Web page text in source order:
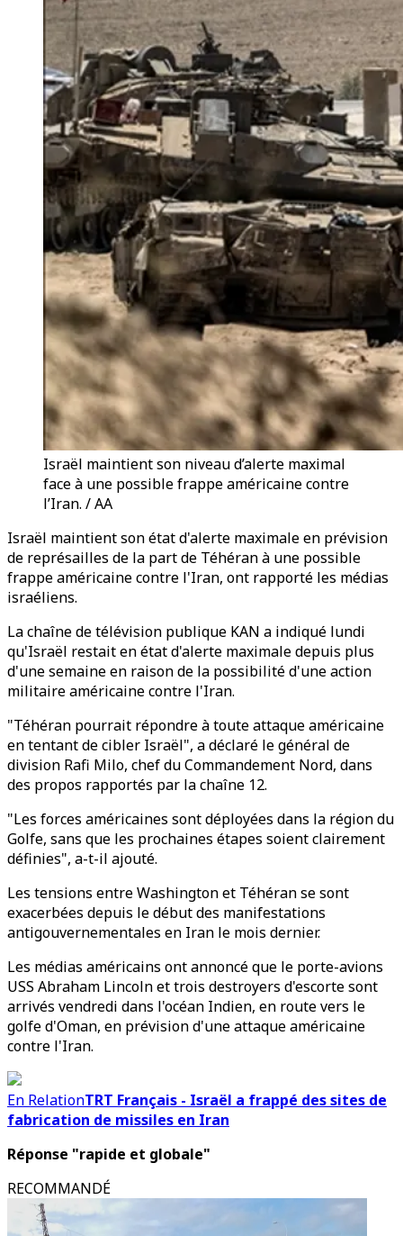
Israël maintient son niveau d’alerte maximal
face à une possible frappe américaine contre
l’Iran. / AA
Israël maintient son état d'alerte maximale en prévision
de représailles de la part de Téhéran à une possible
frappe américaine contre l'Iran, ont rapporté les médias
israéliens.
La chaîne de télévision publique KAN a indiqué lundi
qu'Israël restait en état d'alerte maximale depuis plus
d'une semaine en raison de la possibilité d'une action
militaire américaine contre l'Iran.
"Téhéran pourrait répondre à toute attaque américaine
en tentant de cibler Israël", a déclaré le général de
division Rafi Milo, chef du Commandement Nord, dans
des propos rapportés par la chaîne 12.
"Les forces américaines sont déployées dans la région du
Golfe, sans que les prochaines étapes soient clairement
définies", a-t-il ajouté.
Les tensions entre Washington et Téhéran se sont
exacerbées depuis le début des manifestations
antigouvernementales en Iran le mois dernier.
Les médias américains ont annoncé que le porte-avions
USS Abraham Lincoln et trois destroyers d'escorte sont
arrivés vendredi dans l'océan Indien, en route vers le
golfe d'Oman, en prévision d'une attaque américaine
contre l'Iran.
En RelationTRT Français - Israël a frappé des sites de
fabrication de missiles en Iran
Réponse "rapide et globale"
RECOMMANDÉ